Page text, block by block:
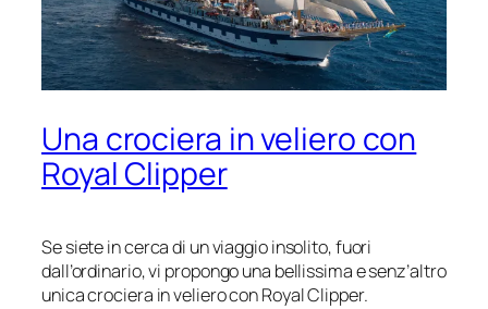
Una crociera in veliero con
Royal Clipper
Se siete in cerca di un viaggio insolito, fuori
dall’ordinario, vi propongo una bellissima e senz’altro
unica crociera in veliero con Royal Clipper.